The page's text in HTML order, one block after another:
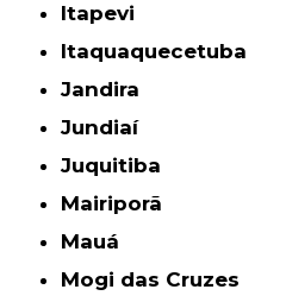
Itapevi
Itaquaquecetuba
Jandira
Jundiaí
Juquitiba
Mairiporã
Mauá
Mogi das Cruzes